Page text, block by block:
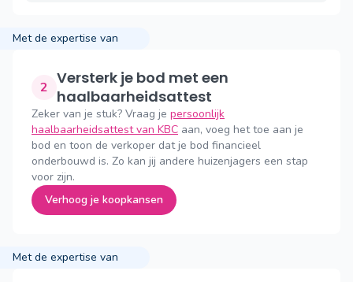
Met de expertise van
2 Versterk je bod met een
haalbaarheidsattest
Zeker van je stuk? Vraag je persoonlijk
haalbaarheidsattest van KBC aan, voeg het toe aan je
bod en toon de verkoper dat je bod financieel
onderbouwd is. Zo kan jij andere huizenjagers een stap
voor zijn.
Verhoog je koopkansen
Met de expertise van